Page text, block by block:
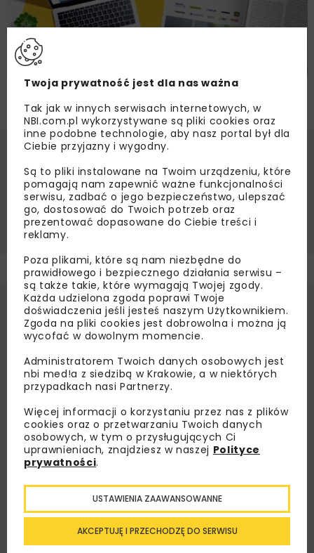
Redakcja NBI
BUDOWNICTWO PODZIEMNE MEGATREND
Twoja prywatność jest dla nas ważna
Tak jak w innych serwisach internetowych, w
NBI.com.pl wykorzystywane są pliki cookies oraz
inne podobne technologie, aby nasz portal był dla
Ciebie przyjazny i wygodny.
Są to pliki instalowane na Twoim urządzeniu, które
pomagają nam zapewnić ważne funkcjonalności
serwisu, zadbać o jego bezpieczeństwo, ulepszać
go, dostosować do Twoich potrzeb oraz
prezentować dopasowane do Ciebie treści i
reklamy.
Poza plikami, które są nam niezbędne do
prawidłowego i bezpiecznego działania serwisu –
są także takie, które wymagają Twojej zgody.
Każda udzielona zgoda poprawi Twoje
doświadczenia jeśli jesteś naszym Użytkownikiem.
Zgoda na pliki cookies jest dobrowolna i można ją
wycofać w dowolnym momencie.
Administratorem Twoich danych osobowych jest
nbi med!a z siedzibą w Krakowie, a w niektórych
przypadkach nasi Partnerzy.
Więcej informacji o korzystaniu przez nas z plików
cookies oraz o przetwarzaniu Twoich danych
osobowych, w tym o przysługujących Ci
uprawnieniach, znajdziesz w naszej Polityce
prywatności.
AKCEPTUJĘ I PRZECHODZĘ DO SERWISU
USTAWIENIA ZAAWANSOWANNE